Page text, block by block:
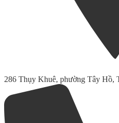
286 Thụy Khuê, phường Tây Hồ,